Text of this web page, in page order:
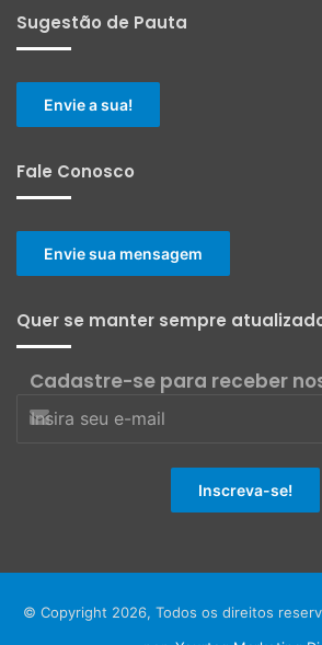
Sugestão de Pauta
Envie a sua!
Fale Conosco
Envie sua mensagem
Quer se manter sempre
Cadastre-se para receber
© Copyright 2026, Todos os direitos